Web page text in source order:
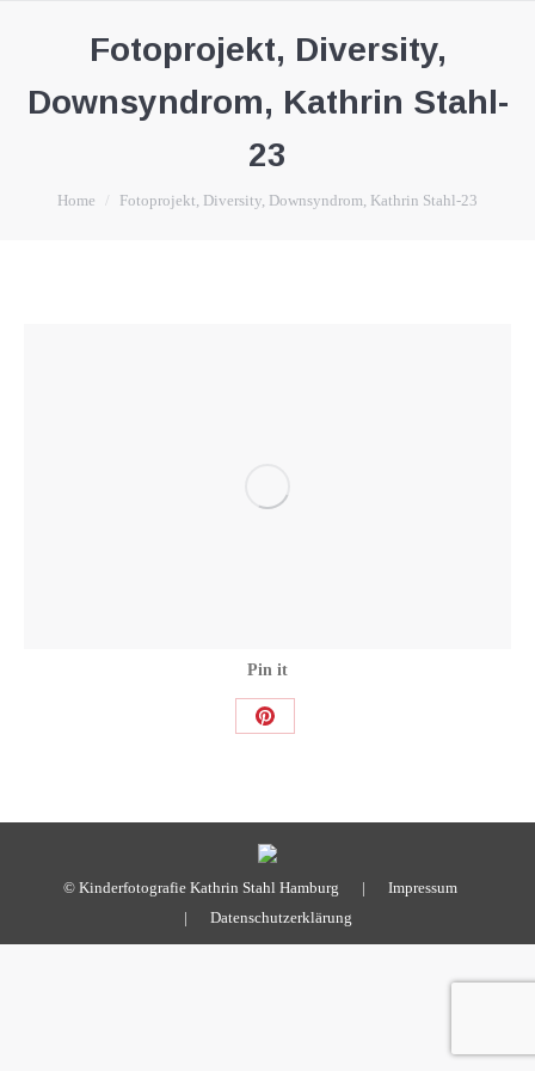
Fotoprojekt, Diversity,
Downsyndrom, Kathrin Stahl-
23
You are here:
Home Fotoprojekt, Diversity, Downsyndrom, Kathrin Stahl-23
Pin it
Share
© Kinderfotografie Kathrin Stahl Hamburg | Impressum
| Datenschutzerklärung